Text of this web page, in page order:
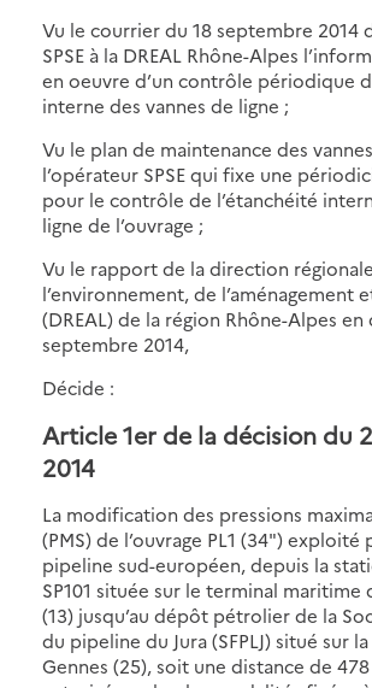
Vu le courrier du 18 septembre 2014
SPSE à la DREAL Rhône-Alpes
en oeuvre d’un contrôle périodique
interne des vannes de ligne ;
Vu le plan de maintenance des
l’opérateur SPSE qui fixe une
pour le contrôle de l’étanchéité
ligne de l’ouvrage ;
Vu le rapport de la direction
l’environnement, de l’aménagement
(DREAL) de la région Rhône-Alpes en
septembre 2014,
Décide :
Article 1er de la décision du
2014
La modification des pressions
(PMS) de l’ouvrage PL1 (34") exploité
pipeline sud-européen, depuis la
SP101 située sur le terminal maritime
(13) jusqu’au dépôt pétrolier de la
du pipeline du Jura (SFPLJ) situé sur
Gennes (25), soit une distance de